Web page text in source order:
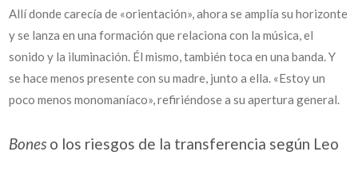
Allí donde carecía de «orientación», ahora se amplía su horizonte
y se lanza en una formación que relaciona con la música, el
sonido y la iluminación. Él mismo, también toca en una banda. Y
se hace menos presente con su madre, junto a ella. «Estoy un
poco menos monomaníaco», refiriéndose a su apertura general.
Bones o los riesgos de la transferencia según Leo